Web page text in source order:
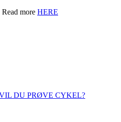
more HERE
DU PRØVE CYKEL?